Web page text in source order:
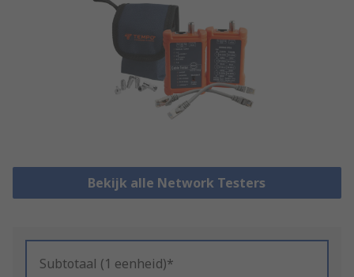
Bekijk alle Network Testers
Subtotaal (1 eenheid)*